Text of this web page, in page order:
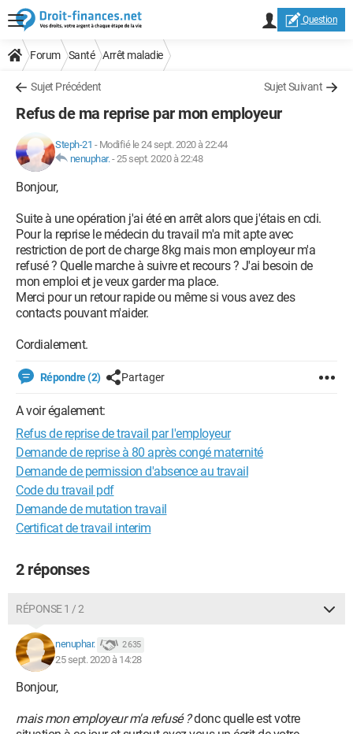
Question
Forum Santé Arrêt maladie
Sujet Précédent Sujet Suivant
Refus de ma reprise par mon employeur
Steph-21 - Modifié le 24 sept. 2020 à 22:44
nenuphar.-25 sept. 2020 à 22:48
Bonjour,
Suite à une opération j'ai été en arrêt alors que j'étais en cdi.
Pour la reprise le médecin du travail m'a mit apte avec
restriction de port de charge 8kg mais mon employeur m'a
refusé ? Quelle marche à suivre et recours ? J'ai besoin de
mon emploi et je veux garder ma place.
Merci pour un retour rapide ou même si vous avez des
contacts pouvant m'aider.
Cordialement.
Répondre (2) Partager
A voir également:
Refus de reprise de travail par l'employeur
Demande de reprise à 80 après congé maternité
Demande de permission d'absence au travail
Code du travail pdf
Demande de mutation travail
Certificat de travail interim
2 réponses
RÉPONSE 1 / 2
nenuphar. 2 635
25 sept. 2020 à 14:28
Bonjour,
mais mon employeur m'a refusé ?donc quelle est votre